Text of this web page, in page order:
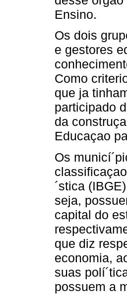
Ensino.
Os dois
e gestores
Como
que ja
participado
da
Educaçao
Os
´stica
seja,
capital do
que diz
economia,
suas
possuem a